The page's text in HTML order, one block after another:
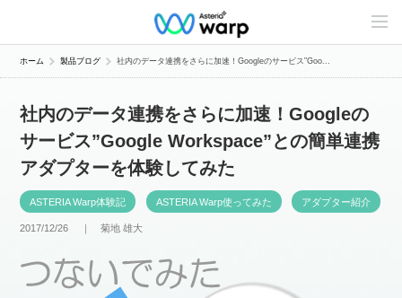
C
n
e
i
p
ホーム 製品ブログ 社内のデータ連携をさらに加速！Googleのサービス”Goo...
社内のデータ連携をさらに加速！Googleの
サービス”Google Workspace”との簡単連携
アダプターを体験してみた
ASTERIA Warp体験記 ASTERIA Warp使ってみた アダプター紹介
2017/12/26 ｜菊地 雄大